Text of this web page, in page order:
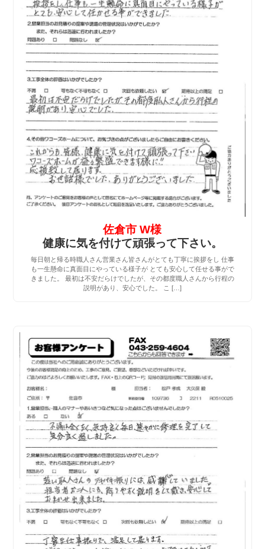
佐倉市 W様
健康に気を付けて頑張って下さい。
毎日朝と帰る時職人さん営業さん皆さんがとても丁寧に挨拶をし 仕事
も一生懸命に真面目にやっている様子が とても安心して任せる事がで
きました。 最初は不安だらけでしたが、その都度職人さんから行程の
説明があり、安心でした。 こ […]